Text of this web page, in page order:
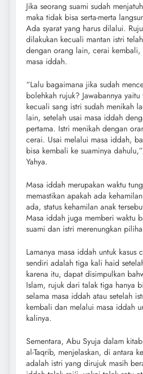
Jika seorang suami sudah
maka tidak bisa serta-merta
Ada syarat yang harus dilalui.
dilakukan kecuali mantan istri
dengan orang lain, cerai kembali,
masa iddah.
“Lalu bagaimana jika sudah
bolehkah rujuk? Jawabannya
kecuali sang istri sudah menikah
lain, setelah usai masa iddah
pertama. Istri menikah dengan
cerai. Usai melalui masa iddah,
bisa kembali ke suaminya
Yahya.
Masa iddah merupakan waktu
memastikan apakah ada
ada, status kehamilan anak
Masa iddah juga memberi waktu
suami dan istri merenungkan
Lamanya masa iddah untuk kasus
sendiri adalah tiga kali haid
karena itu, dapat disimpulkan
Islam, rujuk dari talak tiga hanya
selama masa iddah atau setelah
kembali dan melalui masa iddah
kalinya.
Sementara, Abu Syuja dalam
al-Taqrib, menjelaskan, di antara
adalah istri yang dirujuk masih